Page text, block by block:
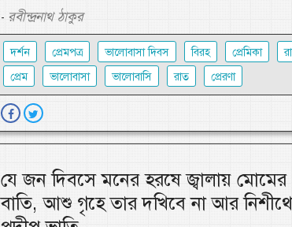
- রবীন্দ্রনাথ ঠাকুর
দর্শন প্রেমপত্র ভালোবাসা দিবস বিরহ প্রেমিকা
প্রেম
ভালোবাসা ভালোবাসি রাত প্রেরণা
যে জন দিবসে মনের হরষে জ্বালায় মোমের
বাতি, আশু গৃহে তার দখিবে না আর নিশীথে